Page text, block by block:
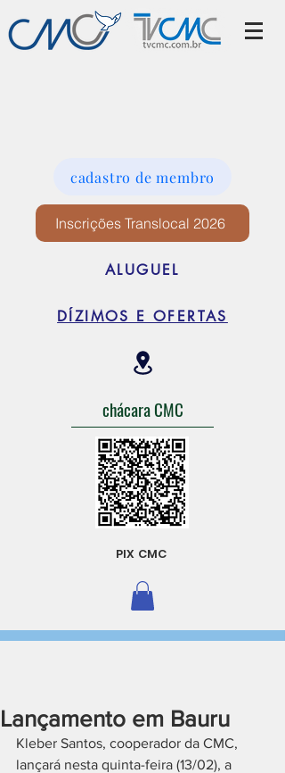
cadastro de membro
Inscrições Translocal 2026
ALUGUEL
DÍZIMOS E OFERTAS
chácara CMC
PIX CMC
Lançamento em Bauru
Kleber Santos, cooperador da CMC,
lançará nesta quinta-feira (13/02), a